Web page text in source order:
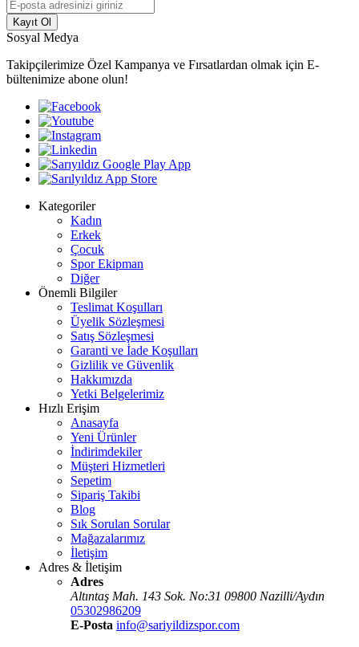
Kayıt Ol
Sosyal Medya
Takipçilerimize Özel Kampanya ve Fırsatlardan olmak için E-
bültenimize abone olun!
Kategoriler
Kadın
Erkek
Çocuk
Spor Ekipman
Diğer
Önemli Bilgiler
Teslimat Koşulları
Üyelik Sözleşmesi
Satış Sözleşmesi
Garanti ve İade Koşulları
Gizlilik ve Güvenlik
Hakkımızda
Yetki Belgelerimiz
Hızlı Erişim
Anasayfa
Yeni Ürünler
İndirimdekiler
Müşteri Hizmetleri
Sepetim
Sipariş Takibi
Blog
Sık Sorulan Sorular
Mağazalarımız
İletişim
Adres & İletişim
Adres
Altıntaş Mah. 143 Sok. No:31 09800 Nazilli/Aydın
05302986209
E-Posta info@sariyildizspor.com